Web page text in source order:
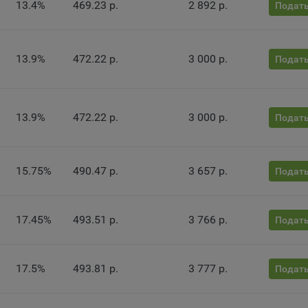
принять или отклонить сбор всех или некоторых файлов cookie в
своего браузера.
качества функционирования сайтов, в том числе
улучшения работы сайтов;
(обязательные) файлы cookie, например, применяемые
либо входе в систему, или для оставления отзыва либо
работы сайтов и полноценного использования его
не могут быть отключены в системах. Вместе с тем,
13.4% 469.23 р. 2 892 р.
13.9% 472.22 р. 3 000 р.
13.9% 472.22 р. 3 000 р.
15.75% 490.47 р. 3 657 р.
17.45% 493.51 р. 3 766 р.
17.5% 493.81 р. 3 777 р.